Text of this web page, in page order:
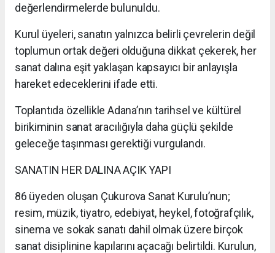
değerlendirmelerde bulunuldu.
Kurul üyeleri, sanatın yalnızca belirli çevrelerin değil
toplumun ortak değeri olduğuna dikkat çekerek, her
sanat dalına eşit yaklaşan kapsayıcı bir anlayışla
hareket edeceklerini ifade etti.
Toplantıda özellikle Adana’nın tarihsel ve kültürel
birikiminin sanat aracılığıyla daha güçlü şekilde
geleceğe taşınması gerektiği vurgulandı.
SANATIN HER DALINA AÇIK YAPI
86 üyeden oluşan Çukurova Sanat Kurulu’nun;
resim, müzik, tiyatro, edebiyat, heykel, fotoğrafçılık,
sinema ve sokak sanatı dahil olmak üzere birçok
sanat disiplinine kapılarını açacağı belirtildi. Kurulun,